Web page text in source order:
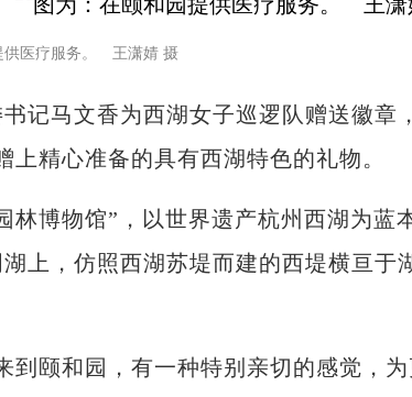
供医疗服务。 王潇婧 摄
马文香为西湖女子巡逻队赠送徽章
上精心准备的具有西湖特色的礼物。
博物馆”，以世界遗产杭州西湖为蓝
上，仿照西湖苏堤而建的西堤横亘于
颐和园，有一种特别亲切的感觉，为